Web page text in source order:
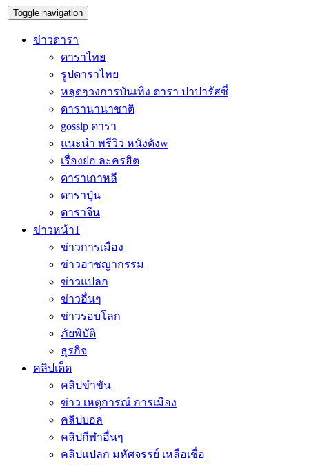
Toggle navigation
ข่าวดารา
ดาราไทย
รูปดาราไทย
หลุดๆวงการบันเทิง ดารา ปาปารัสซี่
ดารานานาชาติ
gossip ดารา
แนะนำ พรีวิว หนังดังw
เรื่องย่อ ละครฮิต
ดาราเกาหลี
ดาราปุ่น
ดาราจีน
ข่าวหน้า1
ข่าวการเมือง
ข่าวอาชญากรรม
ข่าวแปลก
ข่าวอื่นๆ
ข่าวรอบโลก
ภัยพิบัติ
ธุรกิจ
คลิปเด็ด
คลิปขำขัน
ข่าว เหตุการณ์ การเมือง
คลิปบอล
คลิปกีฬาอื่นๆ
คลิปแปลก มหัศจรรย์ เหลือเชื่อ